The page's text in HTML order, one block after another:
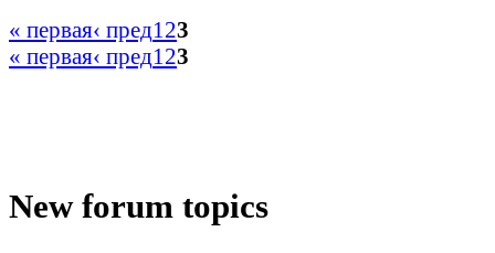
« первая‹ пред1 23
« первая‹ пред1 23
New forum topics